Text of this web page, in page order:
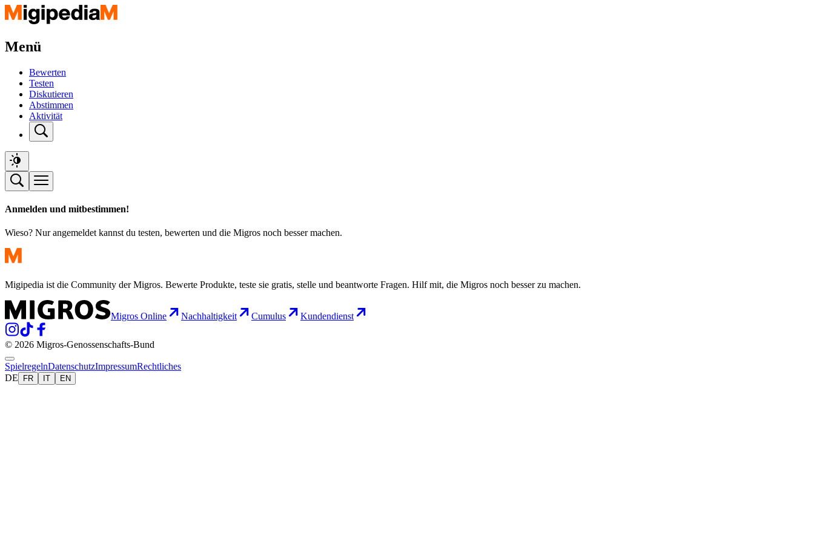
Menü
Bewerten
Testen
Diskutieren
Abstimmen
Aktivität
Anmelden und mitbestimmen!
Wieso? Nur angemeldet kannst du testen, bewerten und die Migros noch besser machen.
Migipedia ist die Community der Migros. Bewerte Produkte, teste sie gratis, stelle und beantworte Fragen. Hilf mit, die Migros noch besser zu machen.
Migros Online Nachhaltigkeit Cumulus Kundendienst
© 2026 Migros-Genossenschafts-Bund
SpielregelnDatenschutzImpressumRechtliches
DE
FR IT EN